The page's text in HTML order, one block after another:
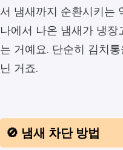
서 냄새까지 순환시키는
나에서 나온 냄새가 냉
는 거예요. 단순히 김치
닌 거죠.
🚫 냄새 차단 방법